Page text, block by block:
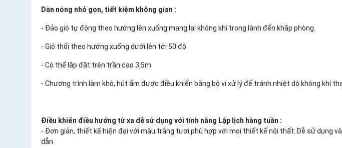
Dàn nóng nhỏ gọn, tiết kiệm không gian :
- Đảo gió tự động theo hướng lên xuống mang lại không khí trong lành đến khắp phòng.
- Gió thổi theo hướng xuống dưới lên tới 50 độ
- Có thể lắp đặt trên trần cao 3,5m
- Chương trình làm khô, hút ẩm được điều khiển bằng bộ vi xử lý để tránh nhiệt dộ không khí
Điều khiển điều hướng từ xa dễ sử dụng với tính năng Lập lịch hàng tuần :
- Đơn giản, thiết kế hiện đại với màu trắng tươi phù hợp với mọi thiết kế nội thất. Dễ sử dụng
dẫn